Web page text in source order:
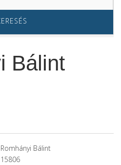
Bálint
Romhányi Bálint
15806